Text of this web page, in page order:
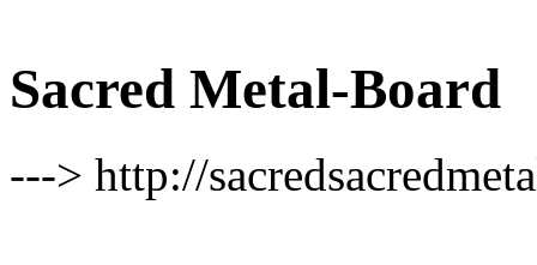
Sacred Metal-Board
---> http://